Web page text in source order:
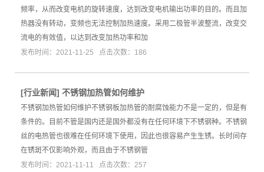
频率，从而改变电机的旋转速度，达到改变电机输出功率的目的。而且加
热器没有转动，变频也无法控制加热速度。采用二极管半波整流，改变交
流电的有效值，以达到改变加热功率和加
发布时间：2021-11-25 点击次数：186
[行业新闻] 不锈钢加热管如何维护
不锈钢加热管如何维护不锈钢板加热管的耐腐蚀能力不是一定的，但是有
条件的。目前不管是国内还是国外都没有在任何环境下不锈钢种。不锈钢
丝的电热管也很难在任何环境下使用，因此也很容易产生生锈。长时间存
在锈斑不仅影响外观，而且由于不锈钢管
发布时间：2021-11-11 点击次数：257